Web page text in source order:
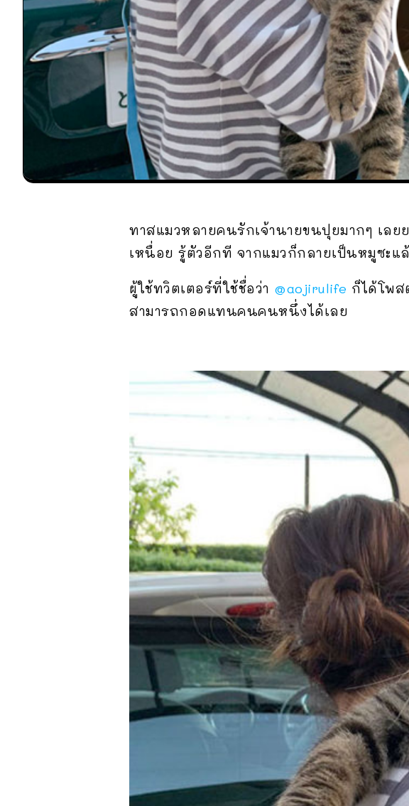
ทาสแมวหลายคนรักเจ้านายขนปุยมากๆ เล
เหนื่อย รู้ตัวอีกที จากแมวก็กลายเป็นหมูซะแ
ผู้ใช้ทวิตเตอร์ที่ใช้ชื่อว่า @aojirulife ก็ได้โพส
สามารถกอดแทนคนคนหนึ่งได้เลย